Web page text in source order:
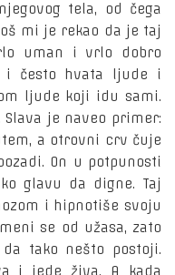
tela, od čega
mi je rekao da je taj
uman i vrlo dobro
i često hvata ljude i
ljude koji idu sami.
je naveo primer:
a otrovni crv čuje
On u potpunosti
glavu da digne. Taj
i hipnotiše svoju
se od užasa, zato
tako nešto postoji.
i jede živa. A kada